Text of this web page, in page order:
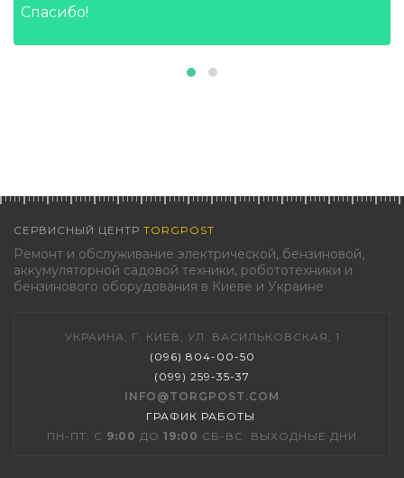
Спасибо!
СЕРВИСНЫЙ ЦЕНТР TORGPOST
Ремонт и обслуживание электрической, бензиновой,
аккумуляторной садовой техники, робототехники и
бензинового оборудования в Киеве и Украине
УКРАИНА, Г. КИЕВ, УЛ. ВАСИЛЬКОВСКАЯ, 1
(096) 804-00-50
(099) 259-35-37
INFO@TORGPOST.COM
ГРАФИК РАБОТЫ :
ПН-ПТ: С 9:00 ДО 19:00 СБ-ВС: ВЫХОДНЫЕ ДНИ